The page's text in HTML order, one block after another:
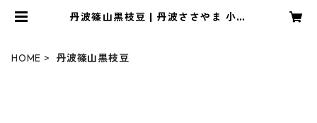
丹波篠山黒枝豆 | 丹波ささやま 小倉
HOME 丹波篠山黒枝豆